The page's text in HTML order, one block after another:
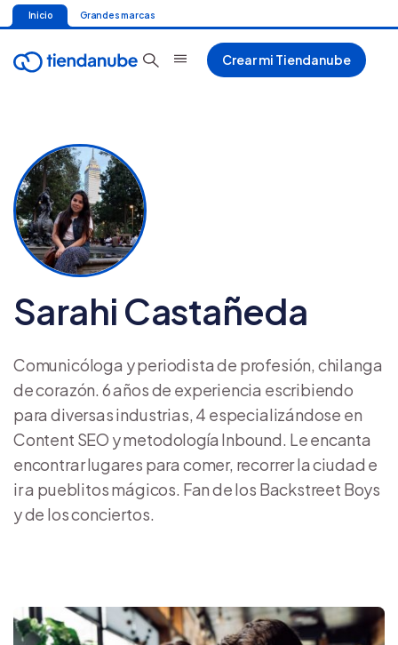
Inicio Grandes marcas
Crear mi Tiendanube
Sarahi Castañeda
Comunicóloga y periodista de profesión, chilanga
de corazón. 6 años de experiencia escribiendo
para diversas industrias, 4 especializándose en
Content SEO y metodología Inbound. Le encanta
encontrar lugares para comer, recorrer la ciudad e
ir a pueblitos mágicos. Fan de los Backstreet Boys
y de los conciertos.